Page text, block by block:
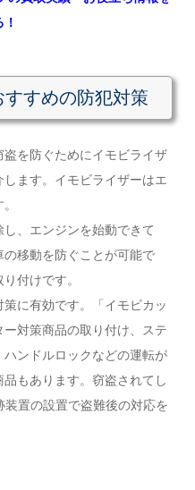
すめの防犯対策
を防ぐためにイモビライザ
ます。イモビライザーはエ
、エンジンを始動できて
移動を防ぐことが可能で
付けです。
に有効です。「イモビカッ
対策商品の取り付け、ステ
ンドルロックなどの運転が
もあります。窃盗されてし
装置の設置で盗難後の対応を